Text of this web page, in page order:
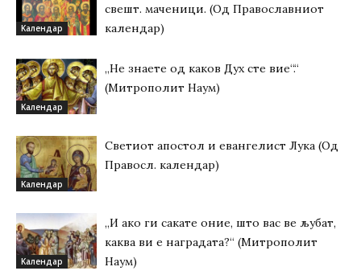
Kалендар
свeшт. маченици. (Од Православниот
календар)
Kалендар
„Не знаете од каков Дух сте вие“.“
(Митрополит Наум)
Kалендар
Светиот апостол и евангелист Лука (Од
Правосл. календар)
Kалендар
„И ако ги сакате оние, што вас ве љубат,
каква ви е наградата?“ (Митрополит
Наум)